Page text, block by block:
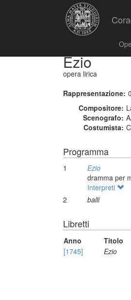
Ezio
opera lirica
Rappresentazione:
Compositore:
Scenografo:
Costumista:
Programma
1
Ezio
dramma per
Interpreti
2
balli
Libretti
Anno Titolo
[1745]
Ezio